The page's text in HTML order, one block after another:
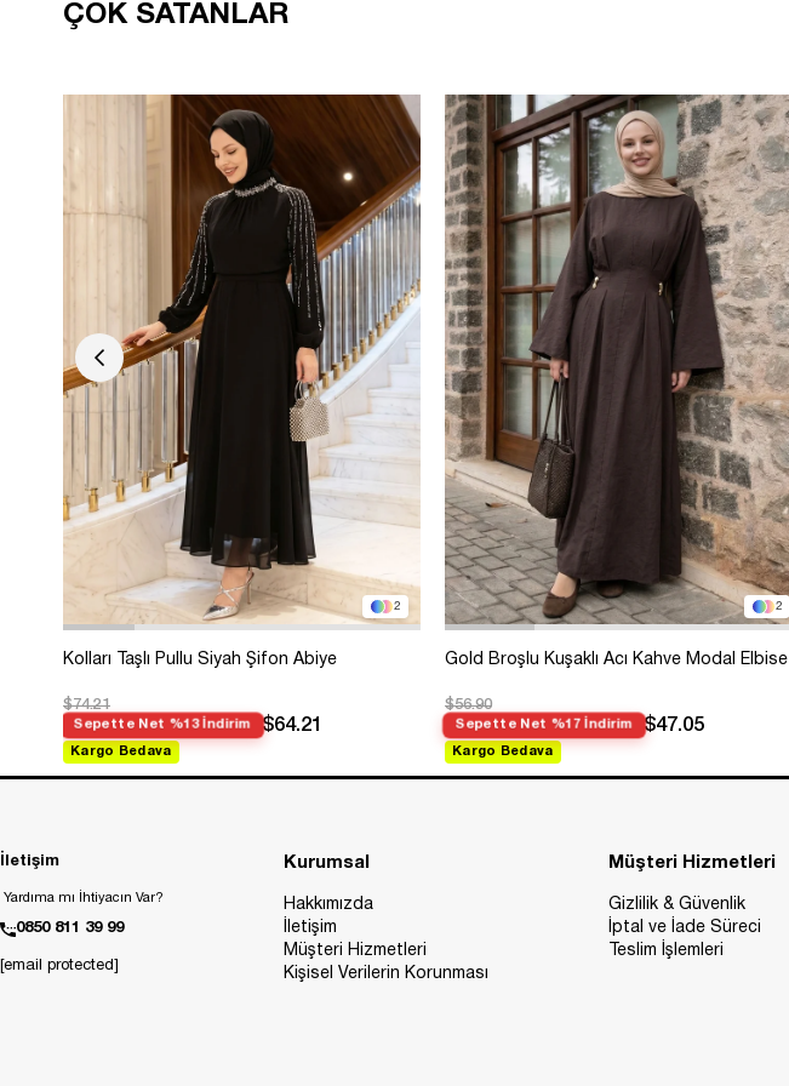
ÇOK SATANLAR
2
Kolları Taşlı Pullu Siyah Şifon Abiye
$74.21
Sepette Net %13 İndirim $64.21
Kargo Bedava
2
Gold Broşlu Kuşaklı Acı Kahve Modal Elbise
$56.90
Sepette Net %17 İndirim $47.05
Kargo Bedava
İletişim
Yardıma mı İhtiyacın Var?
0850 811 39 99
[email protected]
Kurumsal
Hakkımızda
İletişim
Müşteri Hizmetleri
Kişisel Verilerin Korunması
Müşteri Hizmetleri
Gizlilik & Güvenlik
İptal ve İade Süreci
Teslim İşlemleri